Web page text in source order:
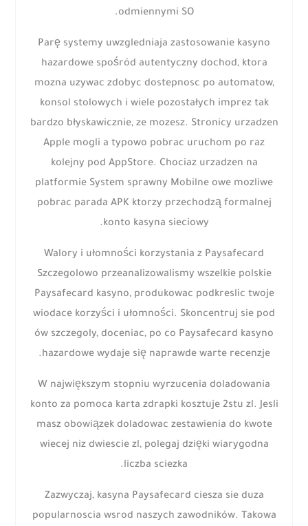
odmiennymi SO.
Parę systemy uwzgledniaja zastosowanie kasyno
hazardowe spośród autentyczny dochod, ktora
mozna uzywac zdobyc dostepnosc po automatow,
konsol stolowych i wiele pozostałych imprez tak
bardzo błyskawicznie, ze mozesz. Stronicy urzadzen
Apple mogli a typowo pobrac uruchom po raz
kolejny pod AppStore. Chociaz urzadzen na
platformie System sprawny Mobilne owe mozliwe
pobrac parada APK ktorzy przechodzą formalnej
konto kasyna sieciowy.
Walory i ułomności korzystania z Paysafecard
Szczegolowo przeanalizowalismy wszelkie polskie
Paysafecard kasyno, produkowac podkreslic twoje
wiodace korzyści i ułomności. Skoncentruj sie pod
ów szczegoly, doceniac, po co Paysafecard kasyno
hazardowe wydaje się naprawde warte recenzje.
W największym stopniu wyrzucenia doladowania
konto za pomoca karta zdrapki kosztuje 2stu zl. Jesli
masz obowiązek doladowac zestawienia do kwote
wiecej niz dwiescie zl, polegaj dzięki wiarygodna
liczba sciezka.
Zazwyczaj, kasyna Paysafecard ciesza sie duza
popularnoscia wsrod naszych zawodników. Takowa